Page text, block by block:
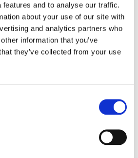
features and to analyse our traffic.
about your use of our site with
and analytics partners who
information that you’ve
they’ve collected from your use
αλκοόλης για να καθαρίσετε την άκρη
το μεσαίο δάκτυλο).
στοκάτωμέρος του δακτύλου που
επάνω στο τραπέζι. Πιέστε το πάνω
στο δάκτυλο μέχρι να ακούσετε ένα